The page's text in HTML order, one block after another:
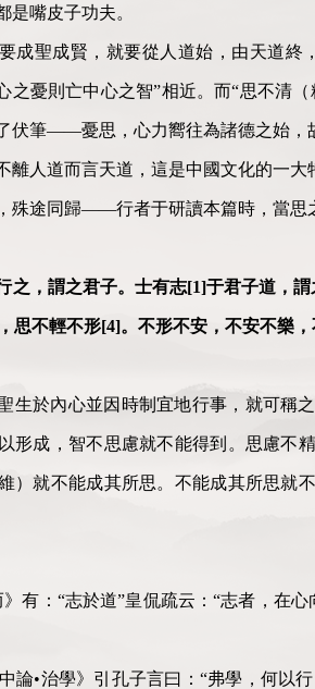
嘴皮子功夫。
成聖成賢，就要從人道始，由天道
之憂則亡中心之智”相近。而“思不清
伏筆——憂思，心力嚮往為諸德之始，
離人道而言天道，這是中國文化的一
殊途同歸——行者于研讀本篇時，當思
之，謂之君子。士有志[1]于君子道，
思不輕不形[4]。不形不安，不安不樂，
生於內心並因時制宜地行事，就可稱
形成，智不思慮就不能得到。思慮不
）就不能成其所思。不能成其所思就
有：“志於道”皇侃疏云：“志者，在
論•治學》引孔子言曰：“弗學，何以